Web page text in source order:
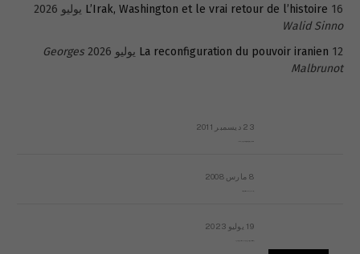
L’Irak, Washington et le vrai retour de l’histoire 16 يوليو 2026
Walid Sinno
La reconfiguration du pouvoir iranien 12 يوليو 2026
Georges
Malbrunot
23 ديسمبر 2011
8 مارس 2008
19 يوليو 2023